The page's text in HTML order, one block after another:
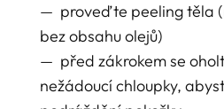
— proveďte peeling těla
bez obsahu olejů)
— před zákrokem se
nežádoucí chloupky,